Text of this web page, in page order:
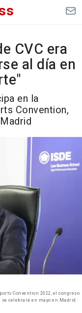
CVC era
al día en
en la
Convention,
Convention 2022, el congreso
celebrará en mayo en Madrid.